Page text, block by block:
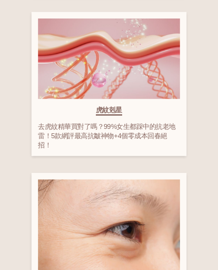
虎紋剋星
去虎紋精華買對了嗎？99%女生都踩中的抗老地
雷！5款網評最高抗皺神物+4個零成本回春絕
招！